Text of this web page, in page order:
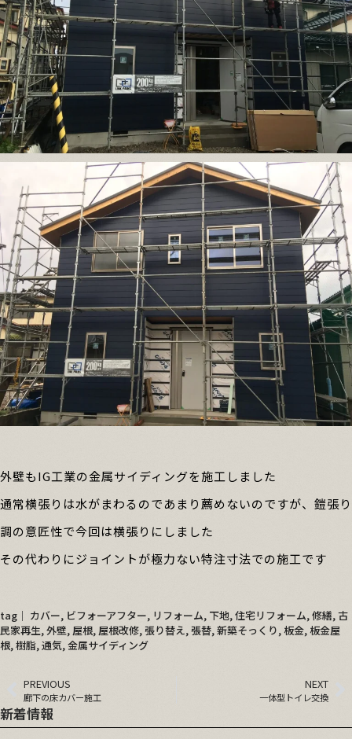
外壁もIG工業の金属サイディングを施工しました
通常横張りは水がまわるのであまり薦めないのですが、鎧張り
調の意匠性で今回は横張りにしました
その代わりにジョイントが極力ない特注寸法での施工です
tag│ カバー, ビフォーアフター, リフォーム, 下地, 住宅リフォーム, 修繕, 古
民家再生, 外壁, 屋根, 屋根改修, 張り替え, 張替, 新築そっくり, 板金, 板金屋
根, 樹脂,通気, 金属サイディング
PREVIOUS
廊下の床カバー施工
NEXT
一体型トイレ交換
新着情報